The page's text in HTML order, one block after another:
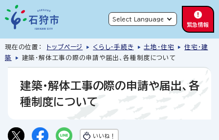
緊急情報
現在の位置： トップページ くらし・手続き 土地・住宅
住宅・建
築
建築・解体工事の際の申請や届出、各種制度について
建築・解体工事の際の申請や届出、各
種制度について
いいね！